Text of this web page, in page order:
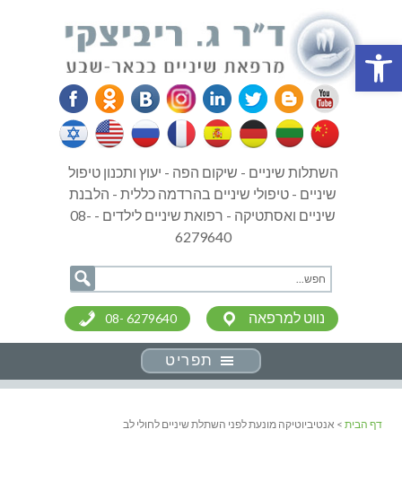
פתח סרגל נגישות
השתלות שיניים - שיקום הפה - יעוץ ותכנון טיפול
שיניים - טיפולי שיניים בהרדמה כללית - הלבנת
שיניים ואסתטיקה - רפואת שיניים לילדים - 08-
6279640
08- 6279640 נווט למרפאה
תפריט
דף הבית > אנטיביוטיקה מונעת לפני השתלת שיניים לחולי לב